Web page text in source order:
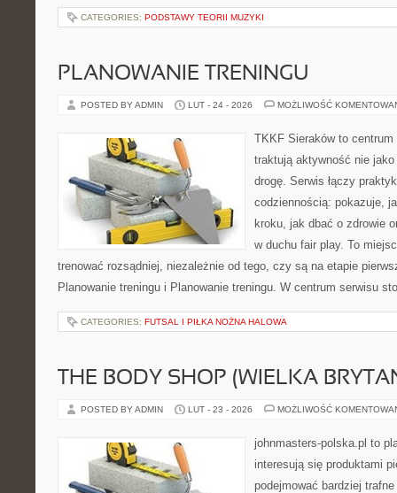
CATEGORIES: PODSTAWY TEORII MUZYKI
PLANOWANIE TRENINGU
POSTED BY ADMIN LUT - 24 - 2026 MOŻLIWOŚĆ
TKKF Sieraków to
traktują aktywność nie
drogę. Serwis łączy
codziennością: pokazuje,
kroku, jak dbać o zdrowie
w duchu fair play. To
trenować rozsądniej, niezależnie od tego, czy są na etapie
Planowanie treningu i Planowanie treningu. W centrum serwisu
CATEGORIES: FUTSAL I PIŁKA NOŻNA HALOWA
THE BODY SHOP (WIELKA
POSTED BY ADMIN LUT - 23 - 2026 MOŻLIWOŚĆ
johnmasters-polska.pl to
interesują się produktami
podejmować bardziej